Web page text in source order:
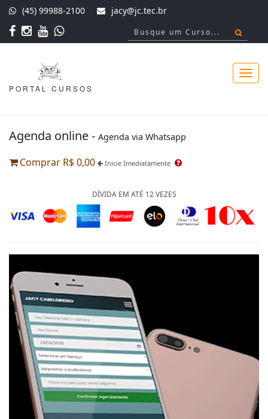
(45) 99988-2100 jacy@jc.tec.br
PORTAL CURSOS
Agenda online - Agenda via Whatsapp
Comprar R$ 0,00 Inicie Imediatamente
DÍVIDA EM ATÉ 12 VEZES